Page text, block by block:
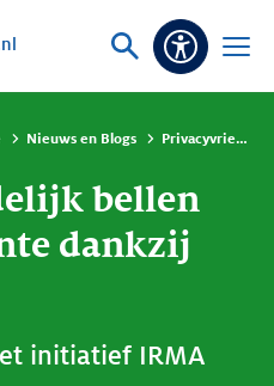
Vraag
Open
Nieuws en Blogs Privacyvriendelijk bellen met je gemeente dankzij IRMA
bellen
dankzij
initiatief IRMA